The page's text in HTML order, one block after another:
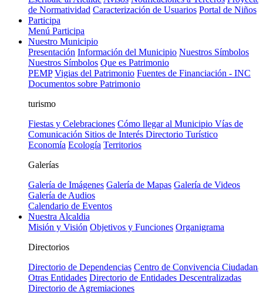
de Normatividad Caracterización de Usuarios Portal de Niños
Participa
Menú Participa
Nuestro Municipio
Presentación Información del Municipio Nuestros Símbolos
Nuestros Símbolos Que es Patrimonio
PEMP Vigias del Patrimonio Fuentes de Financiación - INC
Documentos sobre Patrimonio
turismo
Fiestas y Celebraciones Cómo llegar al Municipio Vías de
Comunicación Sitios de Interés Directorio Turístico
Economía Ecología Territorios
Galerías
Galería de Imágenes Galería de Mapas Galería de Videos
Galería de Audios
Calendario de Eventos
Nuestra Alcaldia
Misión y Visión Objetivos y Funciones Organigrama
Directorios
Directorio de Dependencias Centro de Convivencia Ciudadana
Otras Entidades Directorio de Entidades Descentralizadas
Directorio de Agremiaciones